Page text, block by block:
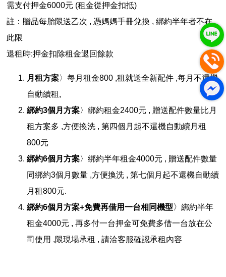
需支付押金6000元 (租金從押金扣抵)
註：贈品每胎限送乙次 , 憑媽媽手冊兌換 , 綁約半年者不在
此限
退租時:押金扣除租金退回餘款
月租方案〉每月租金800 ,租就送全新配件 ,每月不還機
自動續租,
綁約3個月方案〉綁約租金2400元 , 贈送配件數量比月
租方案多 ,方便換洗 , 第四個月起不還機自動續月租
800元
綁約6個月方案〉綁約半年租金4000元 , 贈送配件數量
同綁約3個月數量 ,方便換洗 , 第七個月起不還機自動續
月租800元.
綁約6個月方案+免費再借用一台相同機型〉綁約半年
租金4000元 , 再多付一台押金可免費多借一台放在公
司使用 ,限現場承租 , 請洽客服確認承租內容